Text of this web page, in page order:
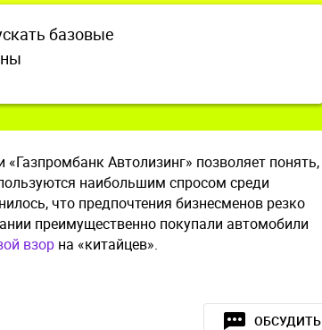
базовые
Автолизинг» позволяет понять,
наибольшим спросом среди
что предпочтения бизнесменов резко
преимущественно покупали автомобили
взор на «китайцев».
ОБСУДИТЬ